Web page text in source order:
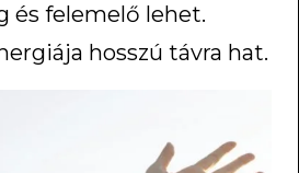
és felemelő lehet.
hosszú távra hat.